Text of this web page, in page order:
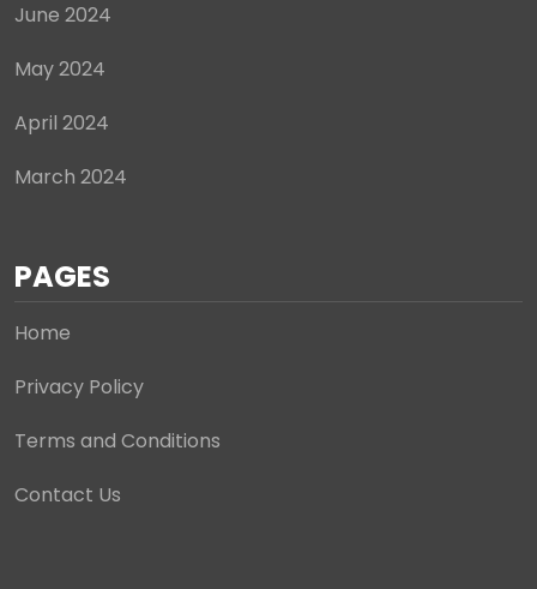
June 2024
May 2024
April 2024
March 2024
PAGES
Home
Privacy Policy
Terms and Conditions
Contact Us